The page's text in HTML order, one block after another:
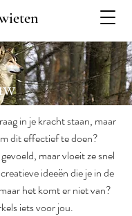
in je kracht staan, maar
dit effectief te doen?
maar vloeit ze snel
ideeën die je in de
het komt er niet van?
iets voor jou.